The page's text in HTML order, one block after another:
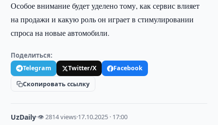
Особое внимание будет уделено тому, как сервис влияет
на продажи и какую роль он играет в стимулировании
спроса на новые автомобили.
Поделиться:
Telegram Twitter/X
Facebook
Скопировать ссылку
UzDaily·👁 2814 views·17.10.2025 · 17:00